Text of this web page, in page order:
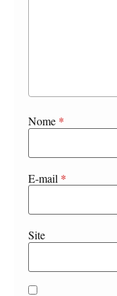
Nome *
E-mail *
Site